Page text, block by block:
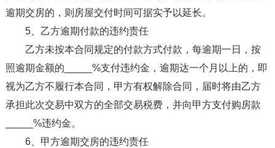
逾期交房的，则房屋交付时间可据实予以延长。
5、乙方逾期付款的违约责任
乙方未按本合同规定的付款方式付款，每逾期一日，按
照逾期金额的_____%支付违约金，逾期达一个月以上的，即
视为乙方不履行本合同，甲方有权解除合同，届时将由乙方
承担此次交易中双方的全部交易税费，并向甲方支付购房款
_____%违约金。
6、甲方逾期交房的违约责任